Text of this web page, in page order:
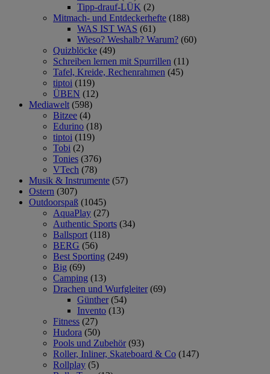
Tipp-drauf-LÜK (2)
Mitmach- und Entdeckerhefte (188)
WAS IST WAS (61)
Wieso? Weshalb? Warum? (60)
Quizblöcke (49)
Schreiben lernen mit Spurrillen (11)
Tafel, Kreide, Rechenrahmen (45)
tiptoi (119)
ÜBEN (12)
Mediawelt (598)
Bitzee (4)
Edurino (18)
tiptoi (119)
Tobi (2)
Tonies (376)
VTech (78)
Musik & Instrumente (57)
Ostern (307)
Outdoorspaß (1045)
AquaPlay (27)
Authentic Sports (34)
Ballsport (118)
BERG (56)
Best Sporting (249)
Big (69)
Camping (13)
Drachen und Wurfgleiter (69)
Günther (54)
Invento (13)
Fitness (27)
Hudora (50)
Pools und Zubehör (93)
Roller, Inliner, Skateboard & Co (147)
Rollplay (5)